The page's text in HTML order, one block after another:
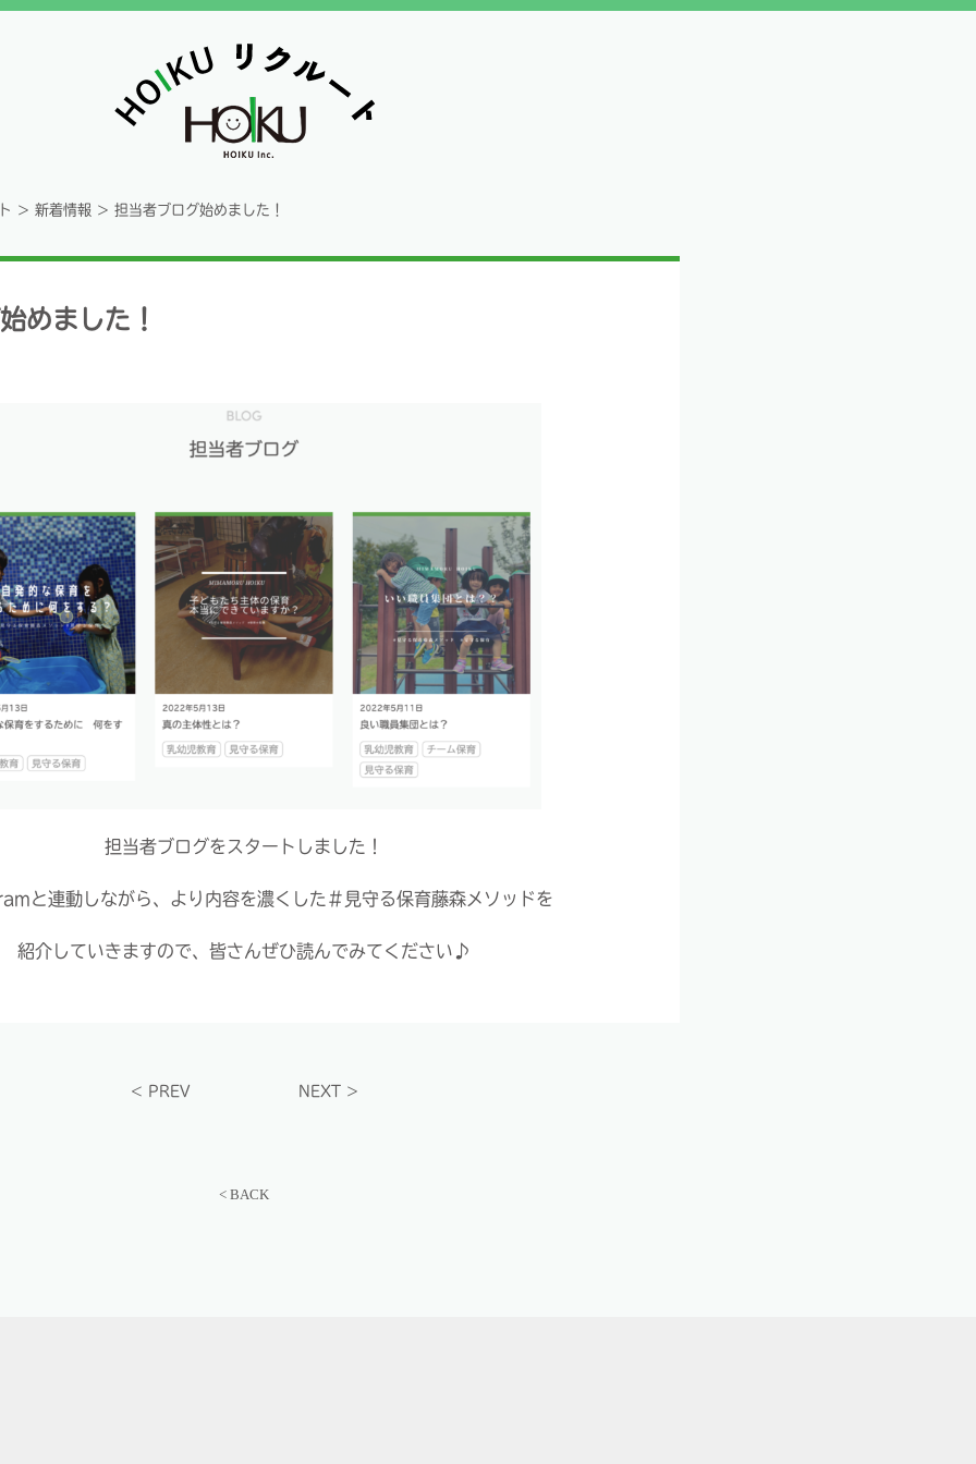
> 新着情報 > 担当者ブログ始めました！
めました！
担当者ブログをスタートしました！
と連動しながら、より内容を濃くした＃見守る保育藤森メソッドを
紹介していきますので、皆さんぜひ読んでみてください♪
< PREV NEXT>